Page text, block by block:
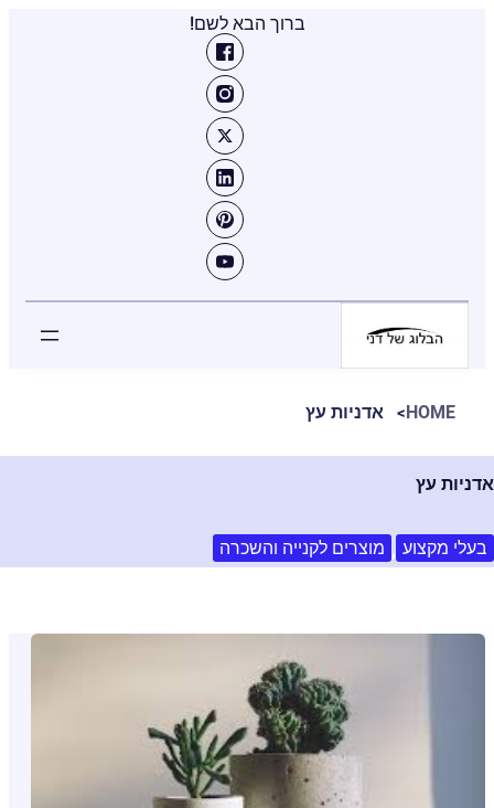
ברוך הבא לשם!
HOME אדניות עץ
אדניות עץ
בעלי מקצוע , מוצרים לקנייה והשכרה